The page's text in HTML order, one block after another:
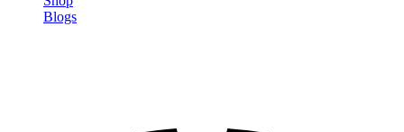
Blogs